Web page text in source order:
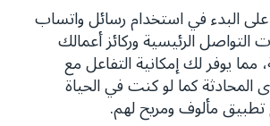
البدء في استخدام رسائل واتساب
التواصل الرئيسية وركائز أعمالك
مما يوفر لك إمكانية التفاعل مع
المحادثة كما لو كنت في الحياة
تطبيق مألوف ومريح لهم.